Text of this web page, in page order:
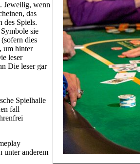
Jeweilig, wenn
das
des Spiels.
sie
dies
um hinter
leser
Die leser gar
Spielhalle
fall
unter anderem